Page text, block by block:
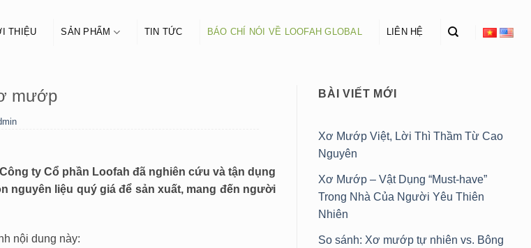
THIỆU SẢN PHẨM TIN TỨC BÁO CHÍ NÓI VỀ LOOFAH GLOBAL LIÊN HỆ
mướp
ty Cổ phần Loofah đã nghiên cứu và tận dụng
nguyên liệu quý giá để sản xuất, mang đến người
nội dung này:
BÀI VIẾT MỚI
Xơ Mướp Việt, Lời Thì Thầm Từ Cao
Nguyên
Xơ Mướp – Vật Dụng “Must-have”
Trong Nhà Của Người Yêu Thiên
Nhiên
So sánh: Xơ mướp tự nhiên vs. Bông